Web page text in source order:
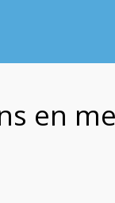
en